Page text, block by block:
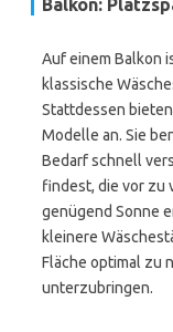
Balkon:
Auf einem Balkon
klassische
Stattdessen
Modelle an. Sie
Bedarf schnell
findest, die vor zu
genügend Sonne
kleinere
Fläche optimal zu
unterzubringen.